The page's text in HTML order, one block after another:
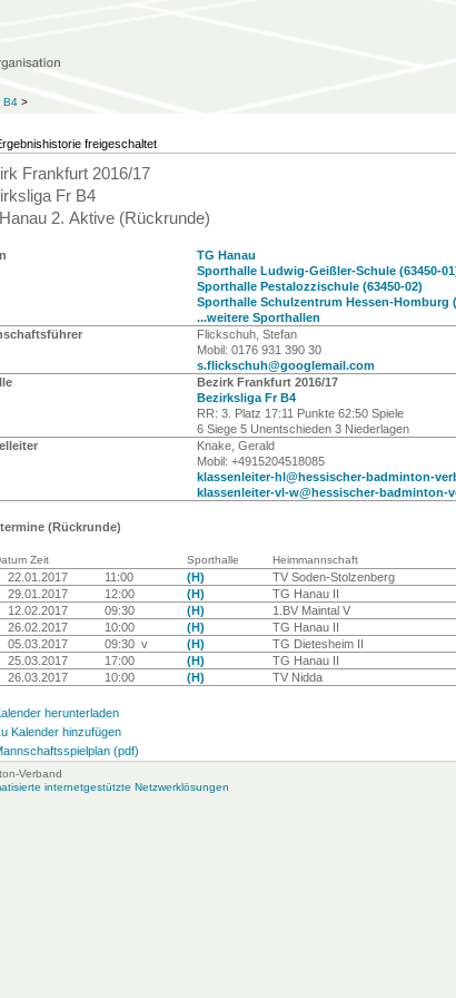
B4>
freigeschaltet
Frankfurt 2016/17
Fr B4
2. Aktive (Rückrunde)
TG Hanau
Sporthalle Ludwig-Geißler-Schule (63450-
Sporthalle Pestalozzischule (63450-02)
Sporthalle Schulzentrum Hessen-Homburg
...weitere Sporthallen
Flickschuh, Stefan
Mobil: 0176 931 390 30
s.flickschuh@googlemail.com
Bezirk Frankfurt 2016/17
Bezirksliga Fr B4
RR: 3. Platz 17:11 Punkte 62:50 Spiele
6 Siege 5 Unentschieden 3 Niederlagen
Knake, Gerald
Mobil: +4915204518085
klassenleiter-hl@hessischer-badminton-
klassenleiter-vl-w@hessischer-badminton-
(Rückrunde)
Zeit Sporthalle Heimmannschaft
22.01.2017 11:00 (H) TV Soden-Stolzenberg
29.01.2017 12:00 (H) TG Hanau II
12.02.2017 09:30 (H) 1.BV Maintal V
26.02.2017 10:00 (H) TG Hanau II
05.03.2017 09:30 v (H) TG Dietesheim II
25.03.2017 17:00 (H) TG Hanau II
26.03.2017 10:00 (H) TV Nidda
herunterladen
Kalender hinzufügen
(pdf)
Verband
internetgestützte Netzwerklösungen